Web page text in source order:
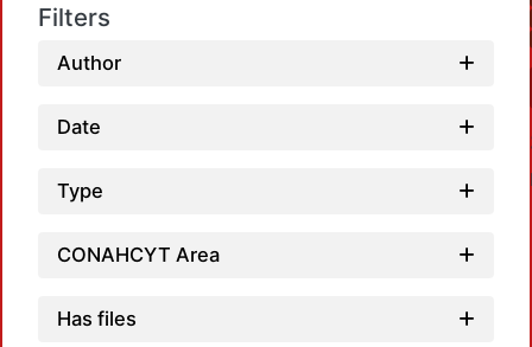
Filters
Author
Date
Type
CONAHCYT Area
Has files